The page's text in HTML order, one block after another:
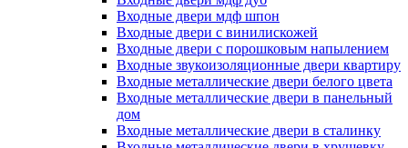
Входные двери мдф шпон
Входные двери с винилискожей
Входные двери с порошковым напылением
Входные звукоизоляционные двери квартиру
Входные металлические двери белого цвета
Входные металлические двери в панельный
дом
Входные металлические двери в сталинку